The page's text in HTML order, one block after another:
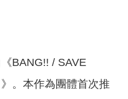
BANG!! / SAVE
。本作為團體首次推